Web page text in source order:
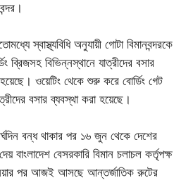
স্বাস্থ্যবিধি অনুযায়ী গোটা বিমানবন্দরকে
ব্রিজসহ বিভিন্নস্থানে যাত্রীদের বসার
ওয়েটিং থেকে শুরু করে বোর্ডিং গেট
বসার ব্যবস্থা করা হয়েছে।
বন্ধ থাকার পর ১৬ জুন থেকে দেশের
বেসরকারি বিমান চলাচল কর্তৃপক্ষ
পর আজই আসছে আন্তর্জাতিক রুটের